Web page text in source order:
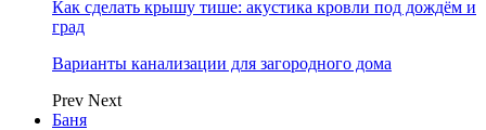
Как сделать крышу тише: акустика кровли под дождём и
град
Варианты канализации для загородного дома
Prev Next
Баня